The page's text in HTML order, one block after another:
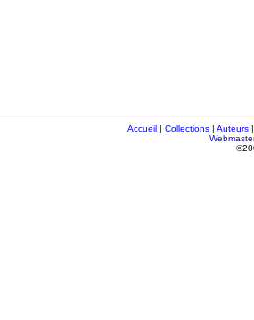
Accueil | Collections | Auteurs